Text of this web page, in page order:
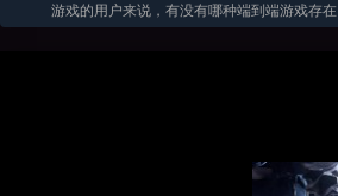
游戏的用户来说，有没有哪种端到端游戏存在